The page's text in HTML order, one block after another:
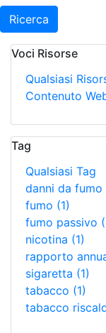
Ricerca
Voci Risorse
Qualsiasi
Contenuto
Tag
Qualsiasi Tag
danni da fumo
fumo (1)
fumo passivo
nicotina (1)
rapporto
sigaretta (1)
tabacco (1)
tabacco